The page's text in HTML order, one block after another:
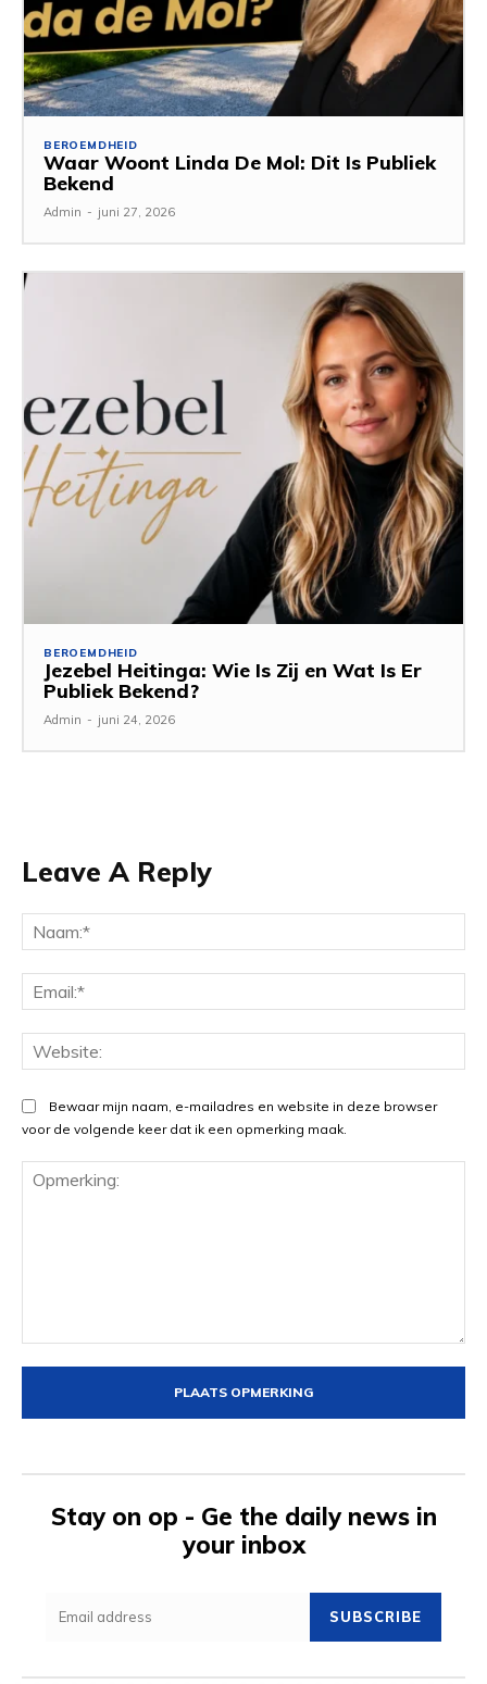
BEROEMDHEID
Waar Woont Linda De Mol: Dit Is Publiek
Bekend
Admin - juni 27, 2026
BEROEMDHEID
Jezebel Heitinga: Wie Is Zij en Wat Is Er
Publiek Bekend?
Admin - juni 24, 2026
Leave A Reply
Bewaar mijn naam, e-mailadres en website in deze browser
voor de volgende keer dat ik een opmerking maak.
Stay on op - Ge the daily news in
your inbox
SUBSCRIBE